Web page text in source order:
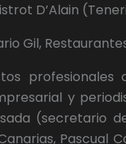
D’Alain
Gil,
y
(secretario
Pascual